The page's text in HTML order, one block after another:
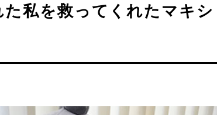
私を救ってくれたマキシ